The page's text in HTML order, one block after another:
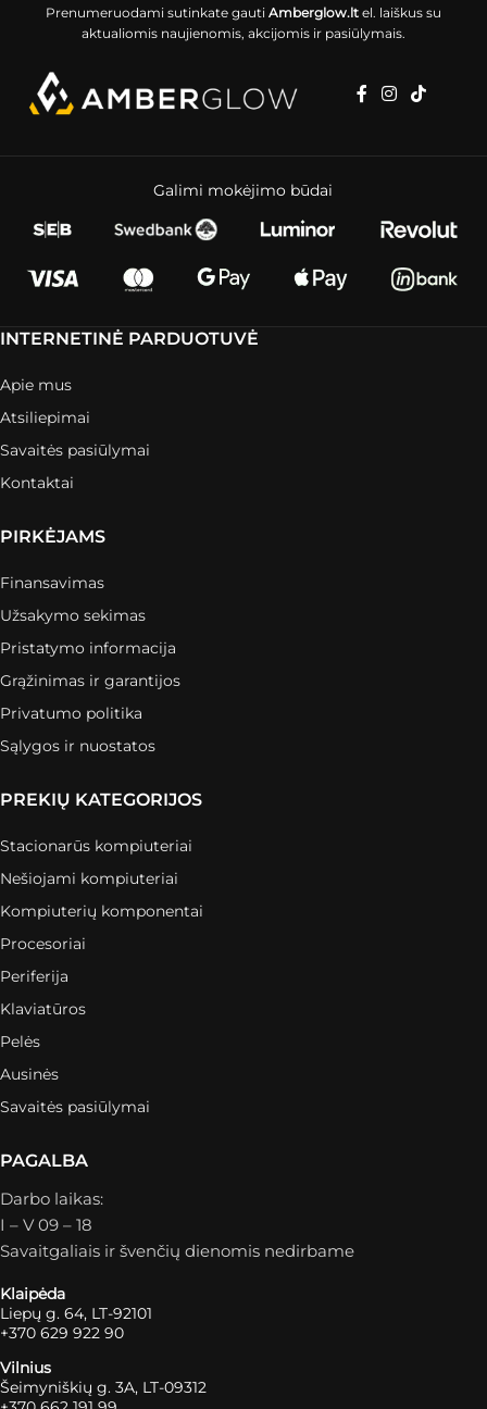
Prenumeruodami sutinkate gauti Amberglow.ltel. laiškus su
aktualiomis naujienomis, akcijomis ir pasiūlymais.
Galimi mokėjimo būdai
INTERNETINĖ PARDUOTUVĖ
Apie mus
Atsiliepimai
Savaitės pasiūlymai
Kontaktai
PIRKĖJAMS
Finansavimas
Užsakymo sekimas
Pristatymo informacija
Grąžinimas ir garantijos
Privatumo politika
Sąlygos ir nuostatos
PREKIŲ KATEGORIJOS
Stacionarūs kompiuteriai
Nešiojami kompiuteriai
Kompiuterių komponentai
Procesoriai
Periferija
Klaviatūros
Pelės
Ausinės
Savaitės pasiūlymai
PAGALBA
Darbo laikas:
I – V 09 – 18
Savaitgaliais ir švenčių dienomis nedirbame
Klaipėda
Liepų g. 64, LT-92101
+370 629 922 90
Vilnius
Šeimyniškių g. 3A, LT-09312